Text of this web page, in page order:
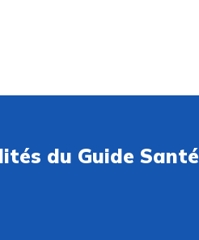
du Guide Santé